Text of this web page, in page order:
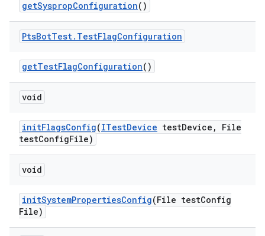
getSyspropConfiguration()
PtsBotTest. TestFlagConfiguration
getTestFlagConfiguration()
void
initFlagsConfig(ITestDevice testDevice ,
File
testConfigFile)
void
initSystemPropertiesConfig(File testConfig
File)